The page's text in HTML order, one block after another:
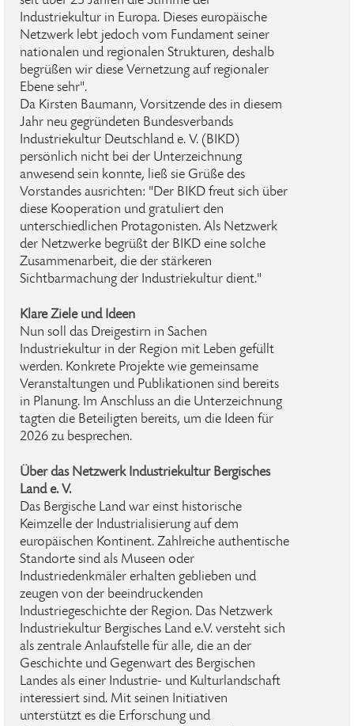
Industriekultur in Europa. Dieses europäische
Netzwerk lebt jedoch vom Fundament seiner
nationalen und regionalen Strukturen, deshalb
begrüßen wir diese Vernetzung auf regionaler
Ebene sehr".
Da Kirsten Baumann, Vorsitzende des in diesem
Jahr neu gegründeten Bundesverbands
Industriekultur Deutschland e. V. (BIKD)
persönlich nicht bei der Unterzeichnung
anwesend sein konnte, ließ sie Grüße des
Vorstandes ausrichten: "Der BIKD freut sich über
diese Kooperation und gratuliert den
unterschiedlichen Protagonisten. Als Netzwerk
der Netzwerke begrüßt der BIKD eine solche
Zusammenarbeit, die der stärkeren
Sichtbarmachung der Industriekultur dient."
Klare Ziele und Ideen
Nun soll das Dreigestirn in Sachen
Industriekultur in der Region mit Leben gefüllt
werden. Konkrete Projekte wie gemeinsame
Veranstaltungen und Publikationen sind bereits
in Planung. Im Anschluss an die Unterzeichnung
tagten die Beteiligten bereits, um die Ideen für
2026 zu besprechen.
Über das Netzwerk Industriekultur Bergisches
Land e. V.
Das Bergische Land war einst historische
Keimzelle der Industrialisierung auf dem
europäischen Kontinent. Zahlreiche authentische
Standorte sind als Museen oder
Industriedenkmäler erhalten geblieben und
zeugen von der beeindruckenden
Industriegeschichte der Region. Das Netzwerk
Industriekultur Bergisches Land e.V. versteht sich
als zentrale Anlaufstelle für alle, die an der
Geschichte und Gegenwart des Bergischen
Landes als einer Industrie- und Kulturlandschaft
interessiert sind. Mit seinen Initiativen
unterstützt es die Erforschung und